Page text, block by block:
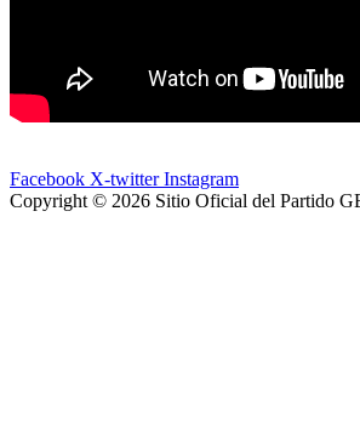
Facebook X-twitter Instagram
Copyright © 2026 Sitio Oficial del Partido